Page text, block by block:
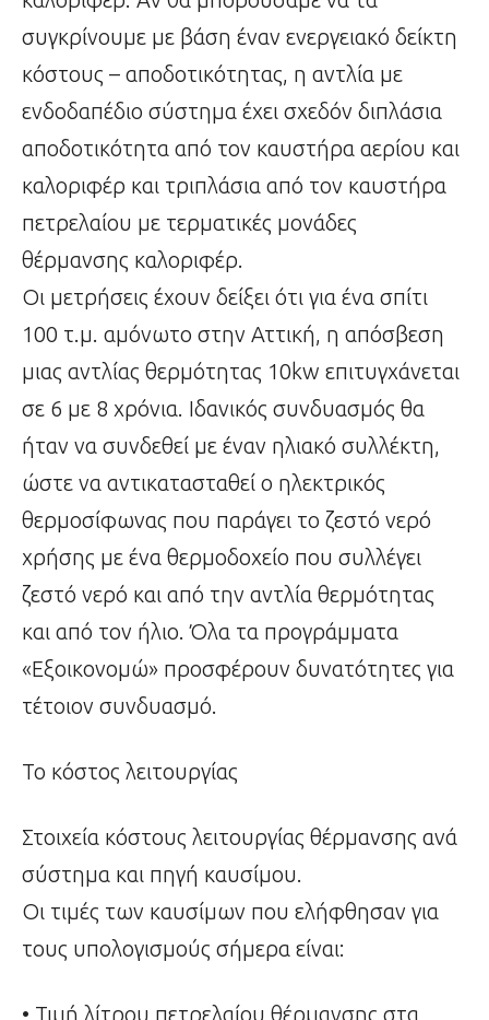
συγκρίνουμε με βάση έναν ενεργειακό δείκτη
κόστους – αποδοτικότητας, η αντλία με
ενδοδαπέδιο σύστημα έχει σχεδόν διπλάσια
αποδοτικότητα από τον καυστήρα αερίου και
καλοριφέρ και τριπλάσια από τον καυστήρα
πετρελαίου με τερματικές μονάδες
θέρμανσης καλοριφέρ.
Οι μετρήσεις έχουν δείξει ότι για ένα σπίτι
100 τ.μ. αμόνωτο στην Αττική, η απόσβεση
μιας αντλίας θερμότητας 10kw επιτυγχάνεται
σε 6 με 8 χρόνια. Ιδανικός συνδυασμός θα
ήταν να συνδεθεί με έναν ηλιακό συλλέκτη,
ώστε να αντικατασταθεί ο ηλεκτρικός
θερμοσίφωνας που παράγει το ζεστό νερό
χρήσης με ένα θερμοδοχείο που συλλέγει
ζεστό νερό και από την αντλία θερμότητας
και από τον ήλιο. Όλα τα προγράμματα
«Εξοικονομώ» προσφέρουν δυνατότητες για
τέτοιον συνδυασμό.
Το κόστος λειτουργίας
Στοιχεία κόστους λειτουργίας θέρμανσης ανά
σύστημα και πηγή καυσίμου.
Οι τιμές των καυσίμων που ελήφθησαν για
τους υπολογισμούς σήμερα είναι:
• Τιμή λίτρου πετρελαίου θέρμανσης στα